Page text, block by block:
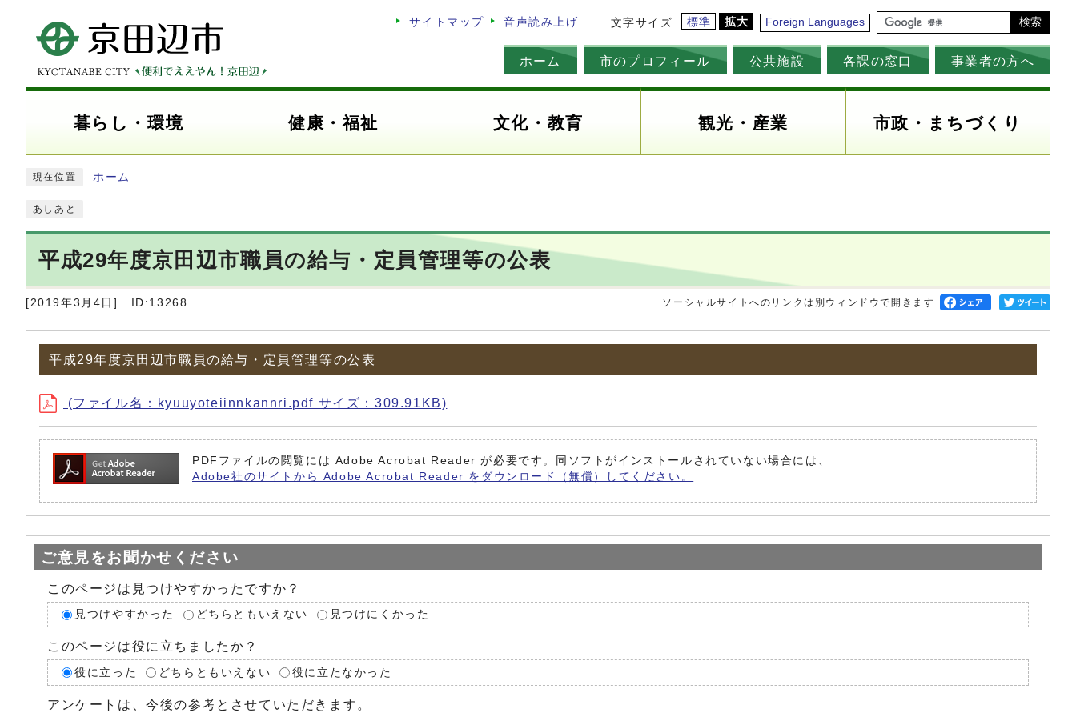
サイトマップ 音声読み上げ 文字サイズ 標準 拡大 Foreign Languages 検索
ホーム 市のプロフィール 公共施設 各課の窓口 事業者の方へ
暮らし・環境 健康・福祉 文化・教育 観光・産業 市政・まちづくり
現在位置 ホーム
あしあと
平成29年度京田辺市職員の給与・定員管理等の公表
[2019年3月4日] ID:13268 ソーシャルサイトへのリンクは別ウィンドウで開きます
平成29年度京田辺市職員の給与・定員管理等の公表
(ファイル名：kyuuyoteiinnkannri.pdf サイズ：309.91KB)
PDFファイルの閲覧には Adobe Acrobat Reader が必要です。同ソフトがインストールされていない場合には、
Adobe社のサイトから Adobe Acrobat Reader をダウンロード（無償）してください。
ご意見をお聞かせください
このページは見つけやすかったですか？
見つけやすかった どちらともいえない 見つけにくかった
このページは役に立ちましたか？
役に立った どちらともいえない 役に立たなかった
アンケートは、今後の参考とさせていただきます。